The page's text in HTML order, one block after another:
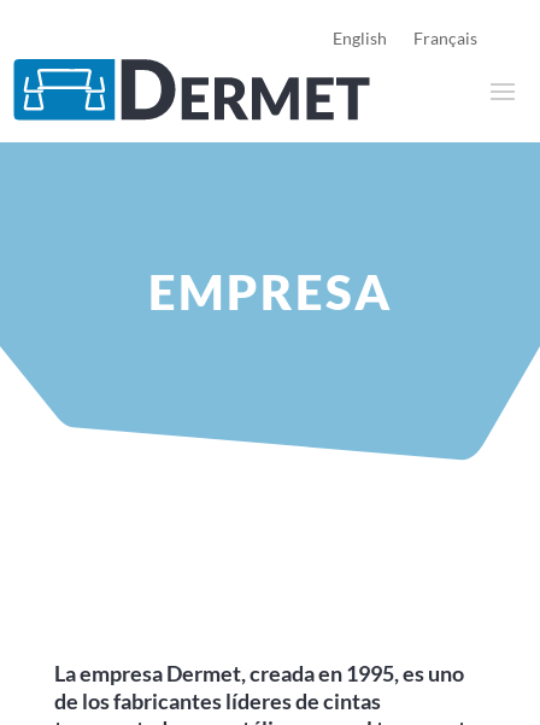
English Français
EMPRESA
La empresa Dermet, creada en 1995, es uno
de los fabricantes líderes de cintas